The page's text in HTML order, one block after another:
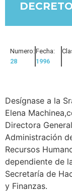
Numero:
28
Fecha:
1996
Desígnase a la
Elena
Directora
Administración
Recursos
dependiente de
Secretaría de
y Finanzas.